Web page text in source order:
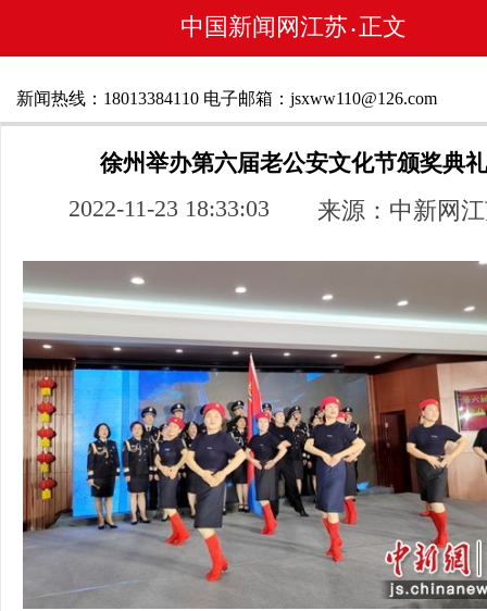
中国新闻网江苏 • 正文
新闻热线：18013384110 电子邮箱：jsxww110@126.com
徐州举办第六届老公安文化节颁奖典礼
2022-11-23 18:33:03 来源：中新网